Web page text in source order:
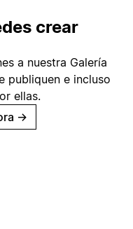
crear
a nuestra Galería
publiquen e incluso
ellas.
→